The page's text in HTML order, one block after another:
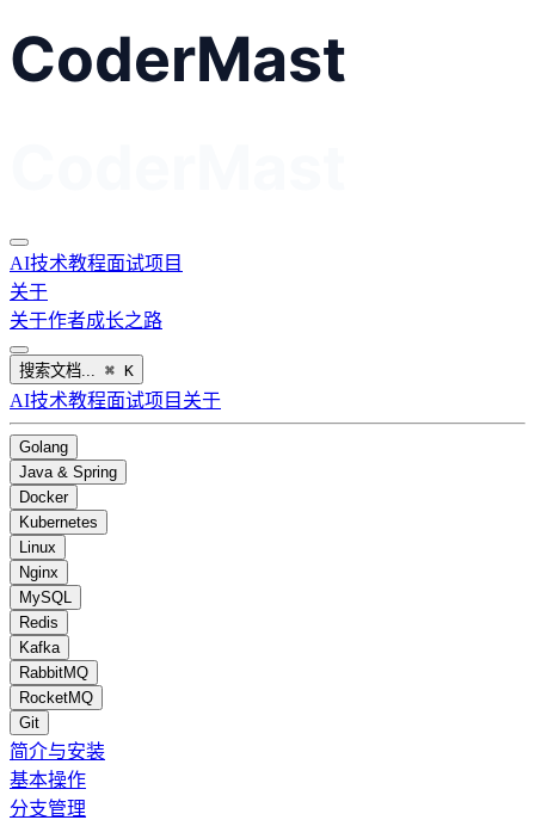
AI技术教程面试项目
关于
关于作者成长之路
搜索文档... ⌘ K
AI技术教程面试项目 关于
Golang
Java & Spring
Docker
Kubernetes
Linux
Nginx
MySQL
Redis
Kafka
RabbitMQ
RocketMQ
Git
简介与安装
基本操作
分支管理